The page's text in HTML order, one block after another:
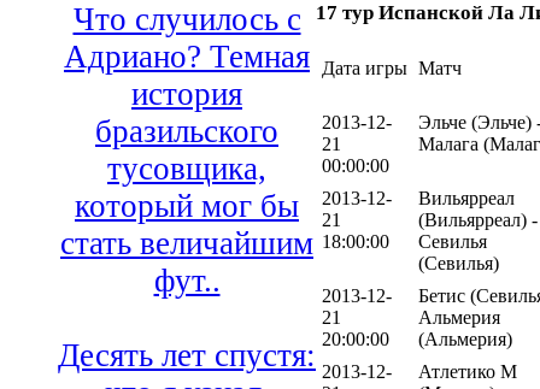
Что случилось с
Адриано? Темная
история
бразильского
тусовщика,
который мог бы
стать величайшим
фут..
Десять лет спустя:
17 тур Испанской Ла
Дата игры Матч
2013-12-
21
00:00:00
Эльче (Эльче)
Малага
2013-12-
21
18:00:00
Вильярреал
(Вильярреал) -
Севилья
(Севилья)
2013-12-
21
20:00:00
Бетис
Альмерия
(Альмерия)
2013-12-
Атлетико М